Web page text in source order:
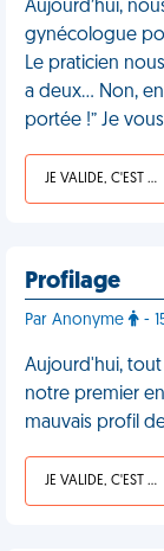
Aujourd’hui,
gynécologue
Le praticien
a deux... Non,
portée !” Je
JE VALIDE, C'EST UNE VDM
Profilage
Par Anonyme -
Aujourd'hui,
notre premier
mauvais profil
JE VALIDE, C'EST UNE VDM